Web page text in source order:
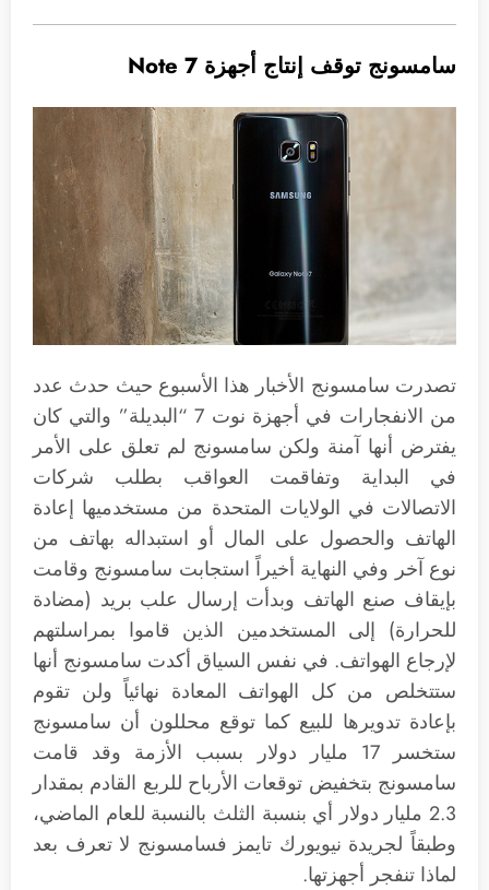
سامسونج توقف إنتاج أجهزة Note 7
تصدرت سامسونج الأخبار هذا الأسبوع حيث حدث عدد
من الانفجارات في أجهزة نوت 7 “البديلة” والتي كان
يفترض أنها آمنة ولكن سامسونج لم تعلق على الأمر
في البداية وتفاقمت العواقب بطلب شركات
الاتصالات في الولايات المتحدة من مستخدميها إعادة
الهاتف والحصول على المال أو استبداله بهاتف من
نوع آخر وفي النهاية أخيراً استجابت سامسونج وقامت
بإيقاف صنع الهاتف وبدأت إرسال علب بريد (مضادة
للحرارة) إلى المستخدمين الذين قاموا بمراسلتهم
لإرجاع الهواتف. في نفس السياق أكدت سامسونج أنها
ستتخلص من كل الهواتف المعادة نهائياً ولن تقوم
بإعادة تدويرها للبيع كما توقع محللون أن سامسونج
ستخسر 17 مليار دولار بسبب الأزمة وقد قامت
سامسونج بتخفيض توقعات الأرباح للربع القادم بمقدار
2.3 مليار دولار أي بنسبة الثلث بالنسبة للعام الماضي،
وطبقاً لجريدة نيويورك تايمز فسامسونج لا تعرف بعد
لماذا تنفجر أجهزتها.